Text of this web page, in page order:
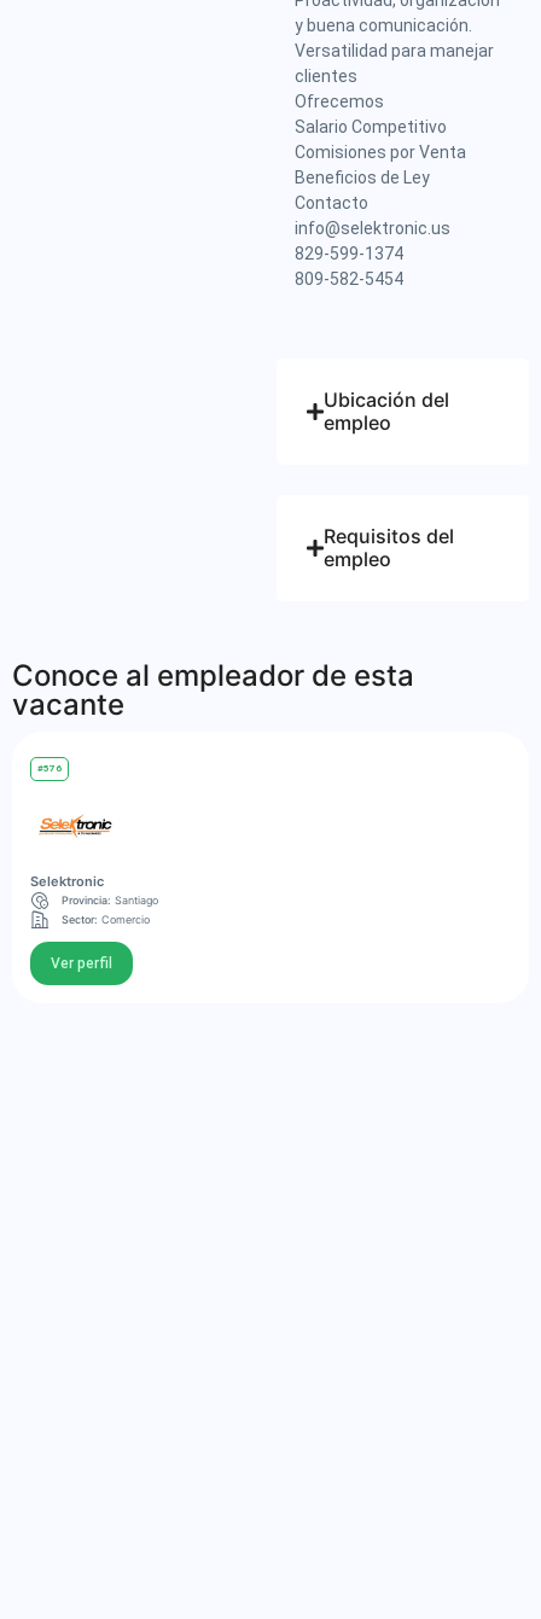
y buena comunicación.
Versatilidad para manejar
clientes
Ofrecemos
Salario Competitivo
Comisiones por Venta
Beneficios de Ley
Contacto
info@selektronic.us
829-599-1374
809-582-5454
Ubicación del
empleo
Requisitos del
empleo
Conoce al empleador de esta
vacante
#576
Selektronic
Provincia: Santiago
Sector: Comercio
Ver perfil